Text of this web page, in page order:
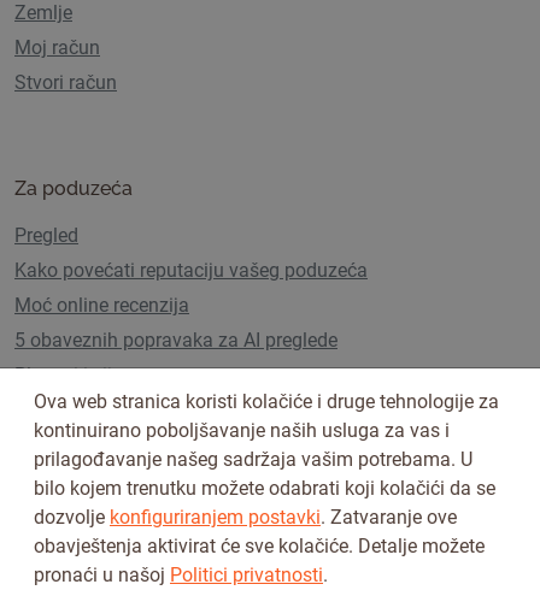
Zemlje
Moj račun
Stvori račun
Za poduzeća
Pregled
Kako povećati reputaciju vašeg poduzeća
Moć online recenzija
5 obaveznih popravaka za AI preglede
Planovi i cijene
Pratite nas na
Ova web stranica koristi kolačiće i druge tehnologije za
kontinuirano poboljšavanje naših usluga za vas i
prilagođavanje našeg sadržaja vašim potrebama. U
bilo kojem trenutku možete odabrati koji kolačići da se
dozvolje konfiguriranjem postavki. Zatvaranje ove
obavještenja aktivirat će sve kolačiće. Detalje možete
pronaći u našoj Politici privatnosti.